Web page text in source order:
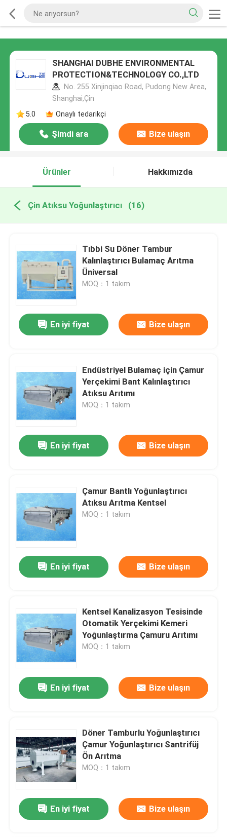
SHANGHAI DUBHE ENVIRONMENTAL
PROTECTION&TECHNOLOGY CO.,LTD
No. 255 Xinjinqiao Road, Pudong New Area,
Shanghai,Çin
5.0
Onaylı tedarikçi
Şimdi ara Bize ulaşın
Ürünler Hakkımızda
Çin Atıksu Yoğunlaştırıcı (16)
Tıbbi Su Döner Tambur
Kalınlaştırıcı Bulamaç Arıtma
Üniversal
MOQ：1 takım
En iyi fiyat Bize ulaşın
Endüstriyel Bulamaç için Çamur
Yerçekimi Bant Kalınlaştırıcı
Atıksu Arıtımı
MOQ：1 takım
En iyi fiyat Bize ulaşın
Çamur Bantlı Yoğunlaştırıcı
Atıksu Arıtma Kentsel
MOQ：1 takım
En iyi fiyat Bize ulaşın
Kentsel Kanalizasyon Tesisinde
Otomatik Yerçekimi Kemeri
Yoğunlaştırma Çamuru Arıtımı
MOQ：1 takım
En iyi fiyat Bize ulaşın
Döner Tamburlu Yoğunlaştırıcı
Çamur Yoğunlaştırıcı Santrifüj
Ön Arıtma
MOQ：1 takım
En iyi fiyat Bize ulaşın